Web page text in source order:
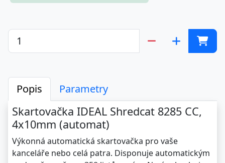
Popis Parametry
Skartovačka IDEAL Shredcat 8285 CC,
4x10mm (automat)
Výkonná automatická skartovačka pro vaše
kanceláře nebo celá patra. Disponuje automatickým